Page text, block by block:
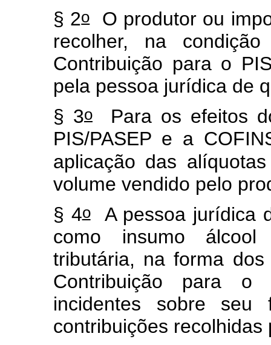
§ 2oO produtor ou
recolher, na
Contribuição para o
pela pessoa jurídica de
§ 3o Para os efeitos
PIS/PASEP e a
aplicação das
volume vendido pelo
§ 4oA pessoa jurídica
como insumo álcool
tributária, na forma
Contribuição para o
incidentes sobre seu
contribuições